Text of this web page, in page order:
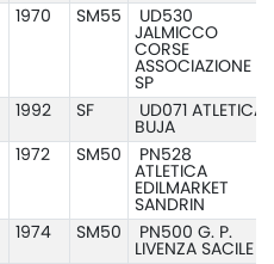
1970 SM55
UD530
JALMICCO
CORSE
ASSOCIAZIONE
SP
1992 SF
UD071 ATLETICA
BUJA
1972 SM50
PN528
ATLETICA
EDILMARKET
SANDRIN
1974 SM50
PN500 G. P.
LIVENZA SACILE